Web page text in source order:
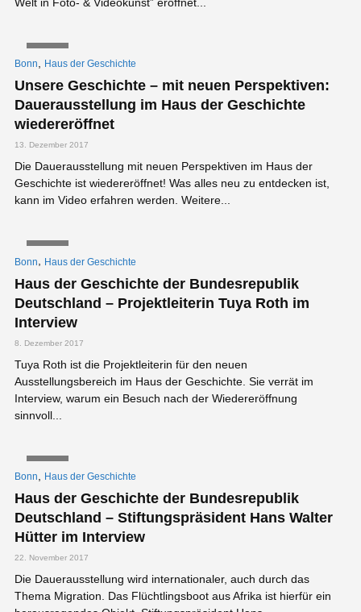
Bonn Haus der Geschichte
Unsere Geschichte – mit neuen Perspektiven:
Dauerausstellung im Haus der Geschichte
wiedereröffnet
13. Dezember 2017
Die Dauerausstellung mit neuen Perspektiven im Haus der
Geschichte ist wiedereröffnet! Was alles neu zu entdecken ist,
kann im Video erfahren werden. Weitere...
Bonn, Haus der Geschichte
Haus der Geschichte der Bundesrepublik
Deutschland – Projektleiterin Tuya Roth im
Interview
8. Dezember 2017
Tuya Roth ist die Projektleiterin für den neuen
Ausstellungsbereich im Haus der Geschichte. Sie verrät im
Interview, warum ein Besuch nach der Wiedereröffnung
sinnvoll...
Bonn Haus der Geschichte
Haus der Geschichte der Bundesrepublik
Deutschland – Stiftungspräsident Hans Walter
Hütter im Interview
22. November 2017
Die Dauerausstellung wird internationaler, auch durch das
Thema Migration. Das Flüchtlingsboot aus Afrika ist hierfür ein